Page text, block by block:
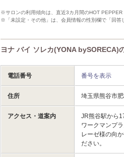
※サロンの利用傾向は、直近3カ月間のHOT PEPPER
※「未設定・その他」は、会員情報の性別欄で「回答
ヨナ バイ ソレカ(YONA bySORECA)
電話番号 番号を表示
住所 埼玉県熊谷市
アクセス・道案内
JR熊谷駅から
ワークマンプ
レーゼ様の向
ださい。